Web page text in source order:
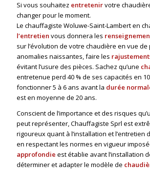
Si vous souhaitez entretenirvotre
changer pour le moment.
Le chauffagiste Woluwe-Saint-Lambert en
l’entretien vous donnera les
sur l’évolution de votre chaudière en vue de
anomalies naissantes, faire les
évitant l’usure des pièces. Sachez qu’une
entretenue perd 40 % de ses capacités en
fonctionner 5 à 6 ans avant la durée
est en moyenne de 20 ans.
Conscient de l’importance et des risques
peut représenter, Chauffagiste Sprl est
rigoureux quant à l’installation et l’entretien
en respectant les normes en vigueur
approfondie est établie avant l’installation
déterminer et adapter le modèle de